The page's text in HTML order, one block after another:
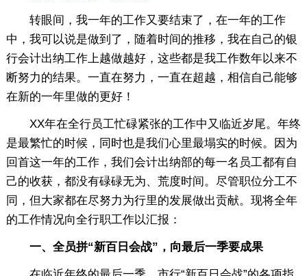
转眼间，我一年的工作又要结束了，在一年的工作
中，我可以说是做到了，随着时间的推移，我在自己的银
行会计出纳工作上越做越好，这些都是我工作数年以来不
断努力的结果。一直在努力，一直在超越，相信自己能够
在新的一年里做的更好！
XX年在全行员工忙碌紧张的工作中又临近岁尾。年终
是最繁忙的时候，同时也是我们心里最塌实的时候。因为
回首这一年的工作，我们会计出纳部的每一名员工都有自
己的收获，都没有碌碌无为、荒度时间。尽管职位分工不
同，但大家都在尽努力为行里的发展做出贡献。现将全年
的工作情况向全行职工作以汇报：
一、全员拼“新百日会战”，向最后一季要成果